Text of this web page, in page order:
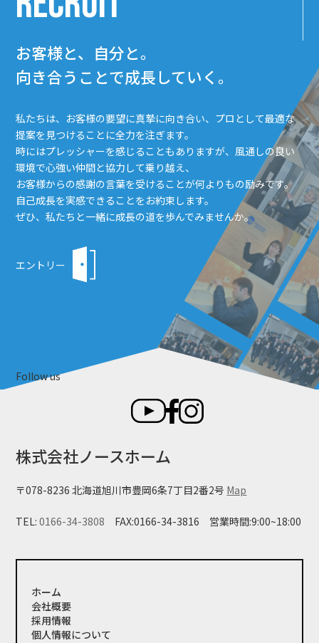
お客様と、自分と。
向き合うことで成長していく。
私たちは、お客様の要望に真摯に向き合い、プロとして最適な
提案を見つけることに全力を注ぎます。
時にはプレッシャーを感じることもありますが、風通しの良い
環境で心強い仲間と協力して乗り越え、
お客様からの感謝の言葉を受けることが何よりもの励みです。
自己成長を実感できることをお約束します。
ぜひ、私たちと一緒に成長の道を歩んでみませんか。
エントリー
Follow us
ホーム
会社概要
採用情報
個人情報について
株式会社ノースホーム
〒078-8236 北海道旭川市豊岡6条7丁目2番2号 Map
TEL:0166-34-3808 FAX:0166-34-3816 営業時間:9:00~18:00